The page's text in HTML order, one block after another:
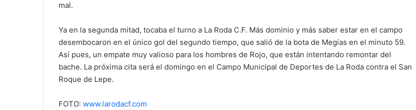
mal.
Ya en la segunda mitad, tocaba el turno a La Roda C.F. Más dominio y más saber estar en el campo
desembocaron en el único gol del segundo tiempo, que salió de la bota de Megías en el minuto 59.
Así pues, un empate muy valioso para los hombres de Rojo, que están intentando remontar del
bache. La próxima cita será el domingo en el Campo Municipal de Deportes de La Roda contra el San
Roque de Lepe.
FOTO: www.larodacf.com